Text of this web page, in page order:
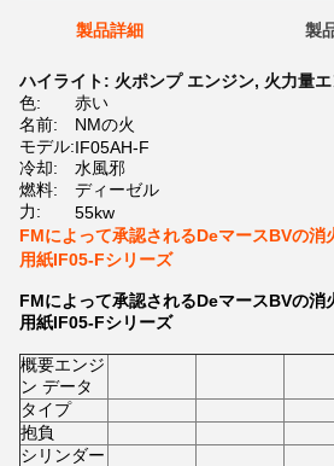
製品詳細 製
ハイライト: 火ポンプ エンジン, 火力量
色:
赤い
名前:
NMの火
モデル:IF05AH-F
冷却:
水風邪
燃料:
ディーゼル
力:
55kw
FMによって承認されるDeマースBVの消
用紙IF05-Fシリーズ
FMによって承認されるDeマースBVの消
用紙IF05-Fシリーズ
概要エンジ
ン データ
タイプ
抱負
シリンダー